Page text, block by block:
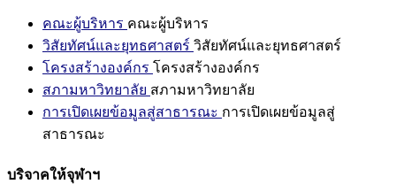
คณะผู้บริหาร คณะผู้บริหาร
วิสัยทัศน์และยุทธศาสตร์ วิสัยทัศน์และยุทธศาสตร์
โครงสร้างองค์กร โครงสร้างองค์กร
สภามหาวิทยาลัย สภามหาวิทยาลัย
การเปิดเผยข้อมูลสู่สาธารณะ การเปิดเผยข้อมูลสู่
สาธารณะ
บริจาคให้จุฬาฯ